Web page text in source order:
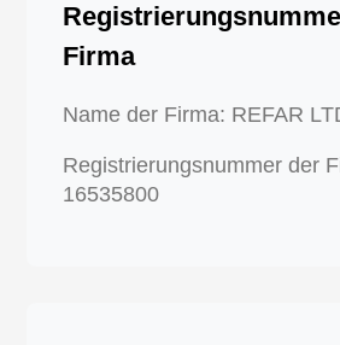
Firma
Name der Firma: REFAR
Registrierungsnummer der
16535800